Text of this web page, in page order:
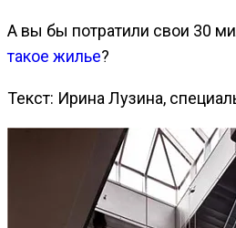
А вы бы потратили свои 30
такое жилье?
Текст: Ирина Лузина,